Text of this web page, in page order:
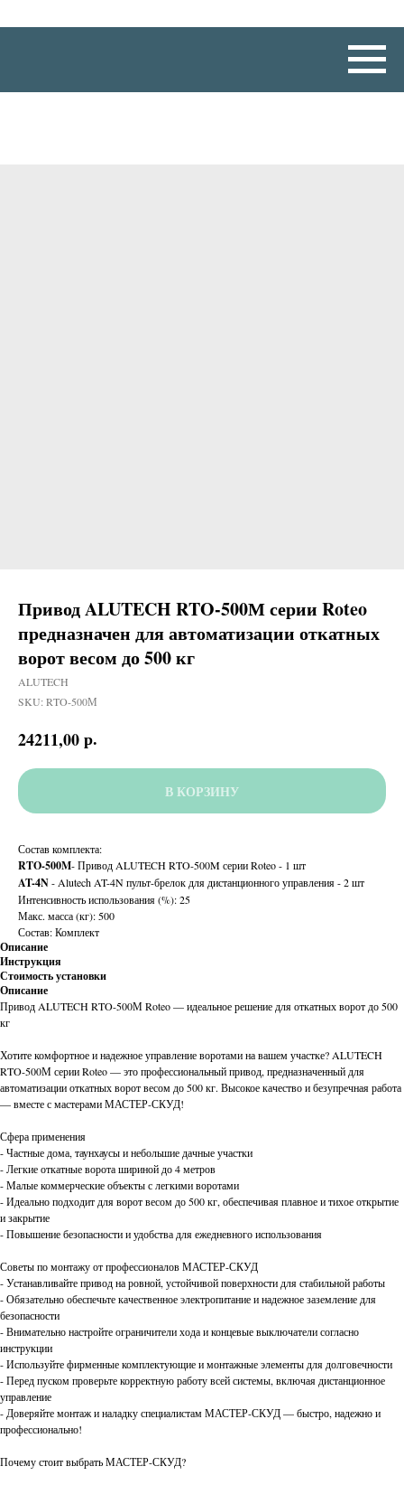
Привод ALUTECH RTO-500М серии Roteo
предназначен для автоматизации откатных
ворот весом до 500 кг
ALUTECH
SKU: RTO-500М
24211,00р.
В КОРЗИНУ
Состав комплекта:
RTO-500M- Привод ALUTECH RTO-500M серии Roteo - 1 шт
AT-4N- Alutech AT-4N пульт-брелок для дистанционного управления - 2 шт
Интенсивность использования (%): 25
Макс. масса (кг): 500
Состав: Комплект
Описание
Инструкция
Стоимость установки
Описание
Привод ALUTECH RTO-500М Roteo — идеальное решение для откатных ворот до 500
кг
Хотите комфортное и надежное управление воротами на вашем участке? ALUTECH
RTO-500М серии Roteo — это профессиональный привод, предназначенный для
автоматизации откатных ворот весом до 500 кг. Высокое качество и безупречная работа
— вместе с мастерами МАСТЕР-СКУД!
Сфера применения
- Частные дома, таунхаусы и небольшие дачные участки
- Легкие откатные ворота шириной до 4 метров
- Малые коммерческие объекты с легкими воротами
- Идеально подходит для ворот весом до 500 кг, обеспечивая плавное и тихое открытие
и закрытие
- Повышение безопасности и удобства для ежедневного использования
Советы по монтажу от профессионалов МАСТЕР-СКУД
- Устанавливайте привод на ровной, устойчивой поверхности для стабильной работы
- Обязательно обеспечьте качественное электропитание и надежное заземление для
безопасности
- Внимательно настройте ограничители хода и концевые выключатели согласно
инструкции
- Используйте фирменные комплектующие и монтажные элементы для долговечности
- Перед пуском проверьте корректную работу всей системы, включая дистанционное
управление
- Доверяйте монтаж и наладку специалистам МАСТЕР-СКУД — быстро, надежно и
профессионально!
Почему стоит выбрать МАСТЕР-СКУД?